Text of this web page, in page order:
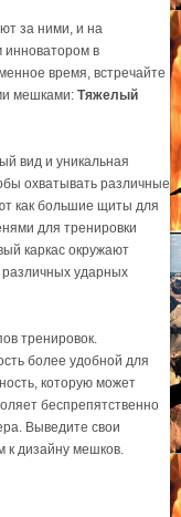
за ними, и на
в
время, встречайте
мешками: Тяжелый
вид и уникальная
охватывать различные
как большие щиты для
для тренировки
каркас окружают
ударных
тренировок.
более удобной для
которую может
беспрепятственно
Выведите свои
к дизайну мешков.